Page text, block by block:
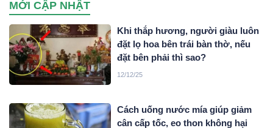
MỚI CẬP NHẬT
Khi thắp hương, người giàu luôn
đặt lọ hoa bên trái bàn thờ, nếu
đặt bên phải thì sao?
12/12/25
Cách uống nước mía giúp giảm
cân cấp tốc, eo thon không hại